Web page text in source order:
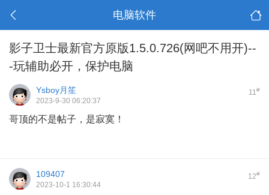
电脑软件
影子卫士最新官方原版1.5.0.726(网吧不用开)--
-玩辅助必开，保护电脑
11#
Ysboy月笙
2023-9-30 06:20:37
哥顶的不是帖子，是寂寞！
12#
109407
2023-10-1 16:30:44